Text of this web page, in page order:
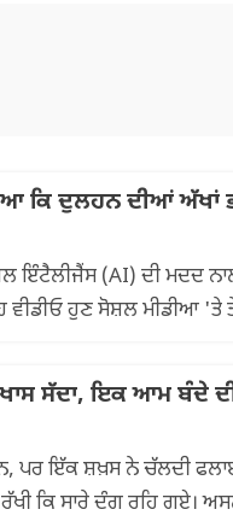
ਕਿ ਦੁਲਹਨ ਦੀਆਂ
ਇੰਟੈਲੀਜੈਂਸ (AI) ਦੀ ਮਦਦ
ਵੀਡੀਓ ਹੁਣ ਸੋਸ਼ਲ ਮੀਡੀਆ 'ਤੇ
ਸੱਦਾ, ਇਕ ਆਮ ਬੰਦੇ
ਇੱਕ ਸ਼ਖ਼ਸ ਨੇ ਚੱਲਦੀ
ਕਿ ਸਾਰੇ ਦੰਗ ਰਹਿ ਗਏ।